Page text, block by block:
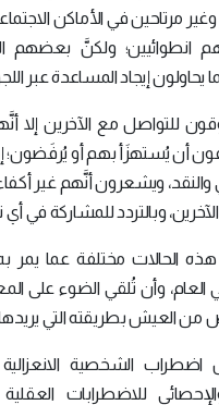
وغير مرتاحين في الأماكن
انطوائيين؛ ولكنَّ بعضهم
يحاولون إيجاد المساعدة عبر
للتواصل مع الآخرين إلا
أن يُستهزَأ بهم أو
والنقد، ويشعرون أنَّهم غير
الآخرين، وبالتردد للمشاركة في
الحالات مختلفة عما
العام، وأن تُلقي الضوء على
العيش بطريقته التي
الشخصية